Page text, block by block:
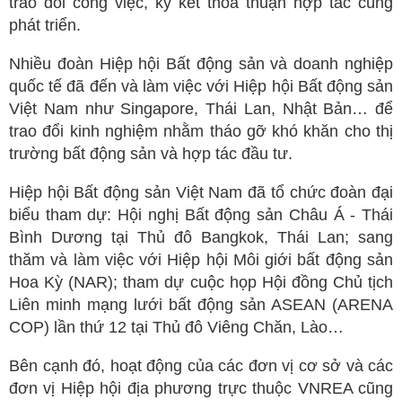
phát triển.
Nhiều đoàn Hiệp hội Bất động sản và doanh nghiệp
quốc tế đã đến và làm việc với Hiệp hội Bất động sản
Việt Nam như Singapore, Thái Lan, Nhật Bản… để
trao đổi kinh nghiệm nhằm tháo gỡ khó khăn cho thị
trường bất động sản và hợp tác đầu tư.
Hiệp hội Bất động sản Việt Nam đã tổ chức đoàn đại
biểu tham dự: Hội nghị Bất động sản Châu Á - Thái
Bình Dương tại Thủ đô Bangkok, Thái Lan; sang
thăm và làm việc với Hiệp hội Môi giới bất động sản
Hoa Kỳ (NAR); tham dự cuộc họp Hội đồng Chủ tịch
Liên minh mạng lưới bất động sản ASEAN (ARENA
COP) lần thứ 12 tại Thủ đô Viêng Chăn, Lào…
Bên cạnh đó, hoạt động của các đơn vị cơ sở và các
đơn vị Hiệp hội địa phương trực thuộc VNREA cũng